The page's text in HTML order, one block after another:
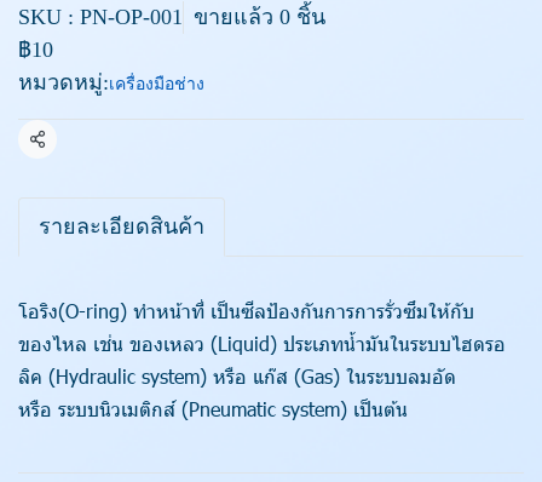
SKU : PN-OP-001 ขายแล้ว 0 ชิ้น
฿10
หมวดหมู่:เครื่องมือช่าง
แชร์
รายละเอียดสินค้า
โอริง(O-ring) ทำหน้าที่ เป็นซีลป้องกันการการรั่วซึมให้กับ
ของไหล เช่น ของเหลว (Liquid) ประเภทน้ำมันในระบบไฮดรอ
ลิค (Hydraulic system) หรือ แก๊ส (Gas) ในระบบลมอัด
หรือ ระบบนิวเมติกส์ (Pneumatic system) เป็นต้น